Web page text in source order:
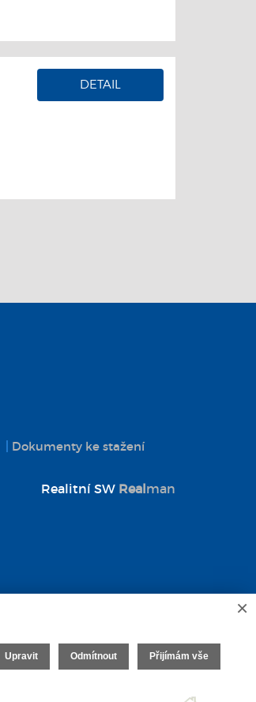
DETAIL
Dokumenty ke stažení
Realitní SW Realman
×
Upravit Odmítnout Přijímám vše